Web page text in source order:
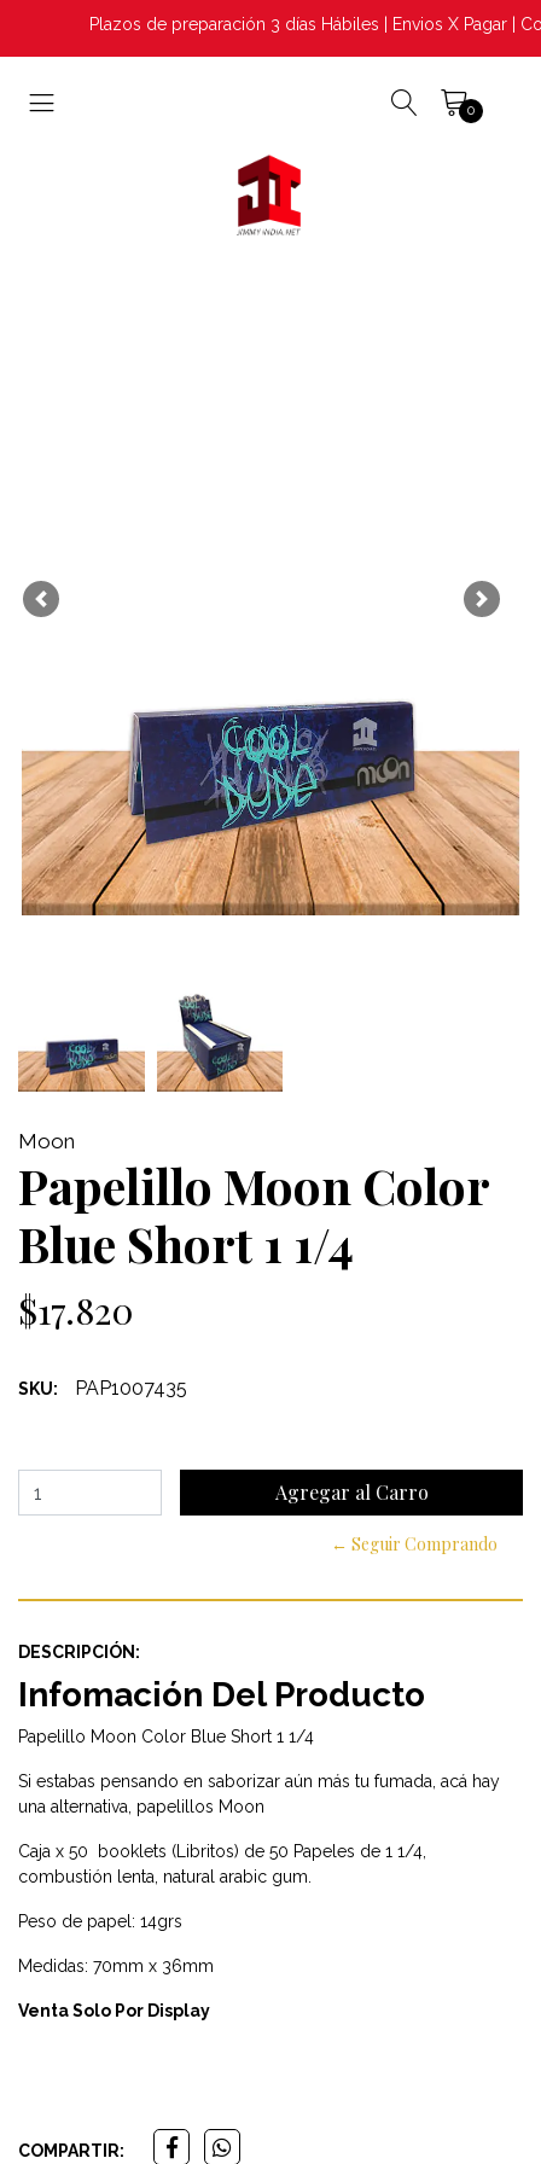
Plazos de preparación 3 días Hábiles | Envios X Pagar |
0
Previous Next
Moon
Papelillo Moon Color
Blue Short 1 1/4
$17.820
SKU: PAP1007435
← Seguir Comprando
DESCRIPCIÓN:
Infomación Del Producto
Papelillo Moon Color Blue Short 1 1/4
Si estabas pensando en saborizar aún más tu fumada, acá hay
una alternativa, papelillos Moon
Caja x 50 booklets (Libritos) de 50 Papeles de 1 1/4,
combustión lenta, natural arabic gum.
Peso de papel: 14grs
Medidas: 70mm x 36mm
Venta Solo Por Display
COMPARTIR: